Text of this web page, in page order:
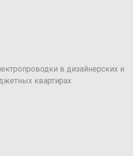
в дизайнерских и
квартирах